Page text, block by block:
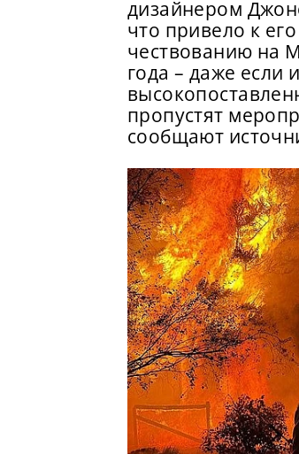
дизайнером
что привело к его
чествованию на
года – даже если
пропустят
сообщают